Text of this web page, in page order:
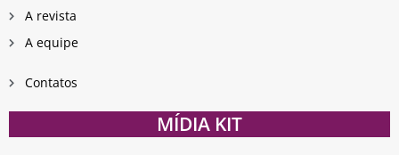
A revista
A equipe
Contatos
MÍDIA KIT